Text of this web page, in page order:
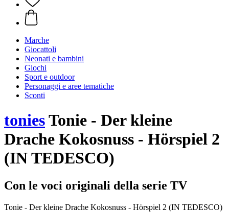
Marche
Giocattoli
Neonati e bambini
Giochi
Sport e outdoor
Personaggi e aree tematiche
Sconti
toniesTonie - Der kleine
Drache Kokosnuss - Hörspiel 2
(IN TEDESCO)
Con le voci originali della serie TV
Tonie - Der kleine Drache Kokosnuss - Hörspiel 2 (IN TEDESCO)